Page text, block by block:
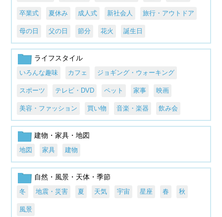
卒業式 夏休み 成人式 新社会人 旅行・アウトドア
母の日 父の日 節分 花火 誕生日
ライフスタイル
いろんな趣味 カフェ ジョギング・ウォーキング
スポーツ テレビ・DVD ペット 家事 映画
美容・ファッション 買い物 音楽・楽器 飲み会
建物・家具・地図
地図 家具 建物
自然・風景・天体・季節
冬 地震・災害 夏 天気 宇宙 星座 春 秋
風景